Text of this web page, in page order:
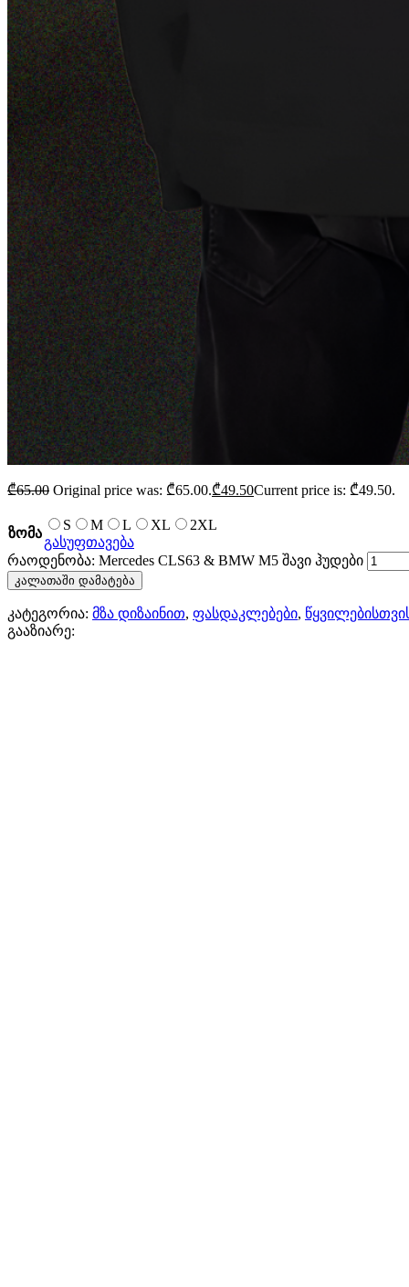
₾65.00 Original price was: ₾65.00.₾49.50Current price is: ₾49.50.
ზომა
S M L XL
2XL
გასუფთავება
რაოდენობა: Mercedes CLS63 & BMW M5 შავი ჰუდები
კალათაში დამატება
კატეგორია: მზა დიზაინით, ფასდაკლებები,
გააზიარე: